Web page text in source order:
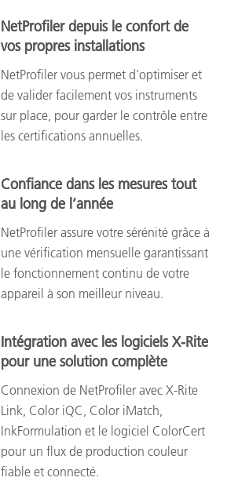
NetProfiler depuis le confort de
vos propres installations
NetProfiler vous permet d’optimiser et
de valider facilement vos instruments
sur place, pour garder le contrôle entre
les certifications annuelles.
Confiance dans les mesures tout
au long de l’année
NetProfiler assure votre sérénité grâce à
une vérification mensuelle garantissant
le fonctionnement continu de votre
appareil à son meilleur niveau.
Intégration avec les logiciels X-Rite
pour une solution complète
Connexion de NetProfiler avec X-Rite
Link, Color iQC, Color iMatch,
InkFormulation et le logiciel ColorCert
pour un flux de production couleur
fiable et connecté.